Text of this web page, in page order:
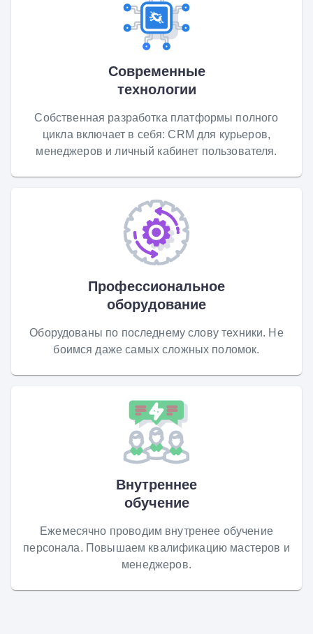
Современные
технологии
Собственная разработка платформы полного
цикла включает в себя: CRM для курьеров,
менеджеров и личный кабинет пользователя.
Профессиональное
оборудование
Оборудованы по последнему слову техники. Не
боимся даже самых сложных поломок.
Внутреннее
обучение
Ежемесячно проводим внутренее обучение
персонала. Повышаем квалификацию мастеров и
менеджеров.